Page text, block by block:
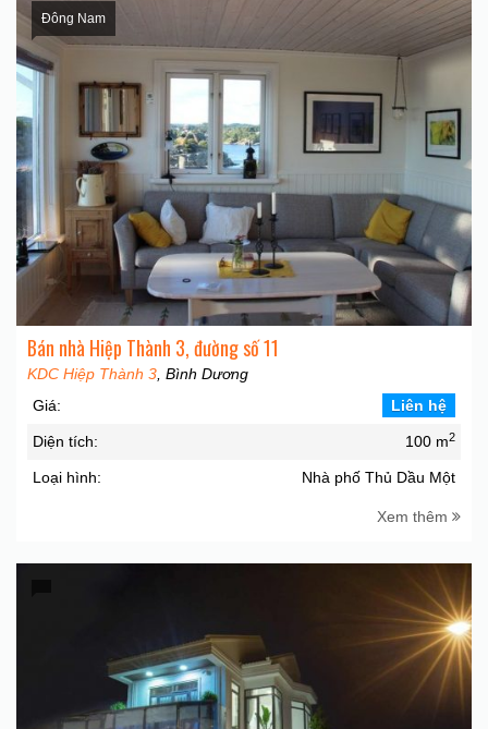
Đông Nam
Bán nhà Hiệp Thành 3, đường số 11
KDC Hiệp Thành 3 , Bình Dương
Giá:
Liên hệ
Diện tích: 100 m2
Loại hình: Nhà phố Thủ Dầu Một
Xem thêm